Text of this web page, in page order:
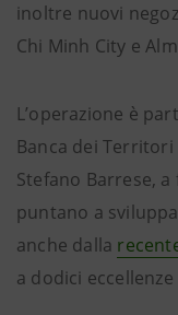
inoltre nuovi
Chi Minh City e
L’operazione è
Banca dei
Stefano Barrese,
puntano a
anche dalla
a dodici